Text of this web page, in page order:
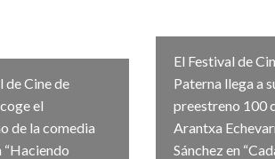
de Cine de
el
de la comedia
“Haciendo
El Festival de
Paterna llega a
preestreno 100
Arantxa
Sánchez en